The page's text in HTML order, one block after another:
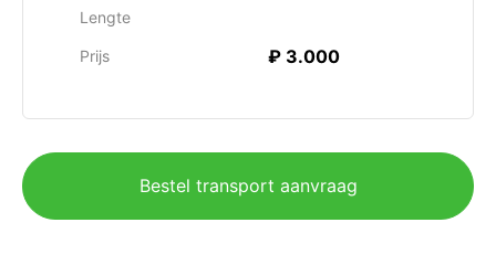
Lengte
Prijs ₽ 3.000
Bestel transport aanvraag